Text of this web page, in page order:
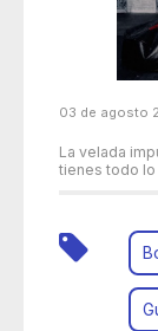
03 de agosto
La velada
tienes todo